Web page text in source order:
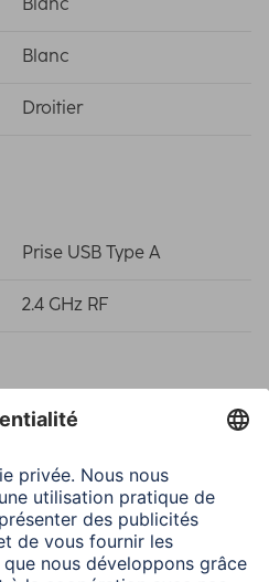
Blanc
Droitier
Prise USB Type A
2.4 GHz RF
5 Mio. Clicks